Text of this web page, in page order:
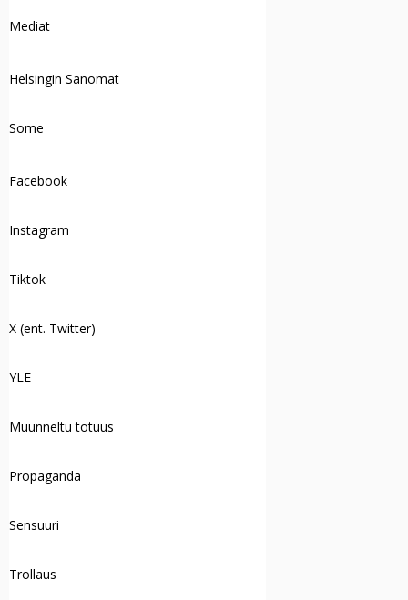
Mediat
Helsingin Sanomat
Some
Facebook
Instagram
Tiktok
X (ent. Twitter)
YLE
Muunneltu totuus
Propaganda
Sensuuri
Trollaus